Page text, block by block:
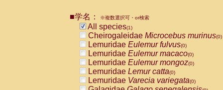
CebidaeCebus nigrivittatus
CebidaeCebus
CebidaeSaimiri boliviensis(0)
CebidaeSaimiri sciureus(0)
AtelidaeAlouatta caraya(0)
AtelidaeAlouatta fusca(0)
AtelidaeAlouatta seniculus
AtelidaeAlouattaspp.(0)
AtelidaeAteles belzebuth
■学名： ※複数選択可・or検索
All species(1)
Cheirogaleidae Microcebus murinus(0)
Lemuridae Eulemur fulvus(0)
Lemuridae Eulemur macaco(0)
Lemuridae Eulemur mongoz(0)
Lemuridae Lemur catta(0)
Lemuridae Varecia variegata(0)